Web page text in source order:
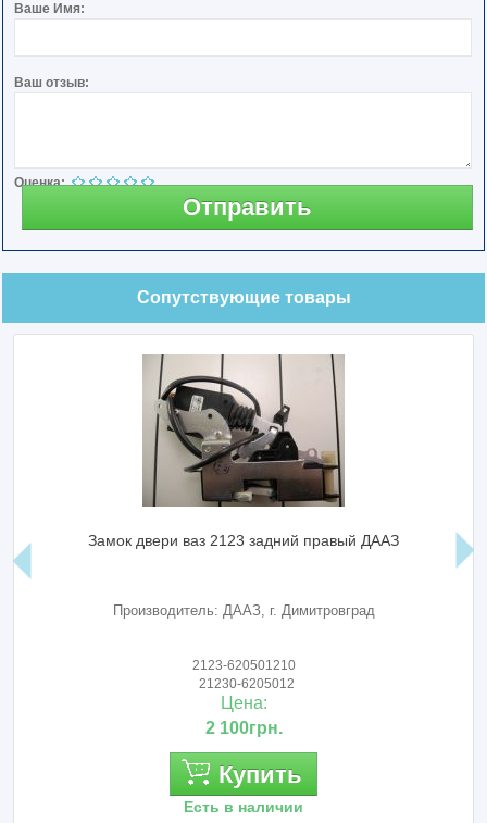
Ваше Имя:
Ваш отзыв:
Оценка:
Отправить
Сопутствующие товары
Замок двери ваз 2123 задний правый ДААЗ
Производитель: ДААЗ, г. Димитровград
2123-620501210
21230-6205012
Цена:
2 100грн.
Купить
Есть в наличии